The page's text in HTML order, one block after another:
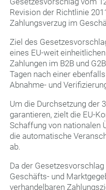
Revision der Richtlinie
Zahlungsverzug im
Ziel des
eines EU-weit
Zahlungen im B2B und
Tagen nach einer
Abnahme- und
Um die Durchsetzung der
garantieren, zielt die EU-
Schaffung von nationalen
die automatische
ab.
Da der
Geschäfts- und
verhandelbaren